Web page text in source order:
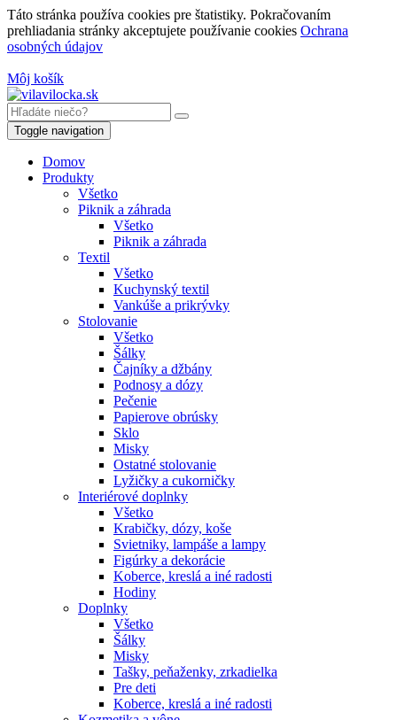
Táto stránka používa cookies pre štatistiky. Pokračovaním
prehliadania stránky akceptujete používanie cookies Ochrana
osobných údajov
Môj košík
Toggle navigation
Domov
Produkty
Všetko
Piknik a záhrada
Všetko
Piknik a záhrada
Textil
Všetko
Kuchynský textil
Vankúše a prikrývky
Stolovanie
Všetko
Šálky
Čajníky a džbány
Podnosy a dózy
Pečenie
Papierove obrúsky
Sklo
Misky
Ostatné stolovanie
Lyžičky a cukorničky
Interiérové doplnky
Všetko
Krabičky, dózy, koše
Svietniky, lampáše a lampy
Figúrky a dekorácie
Koberce, kreslá a iné radosti
Hodiny
Doplnky
Všetko
Šálky
Misky
Tašky, peňaženky, zrkadielka
Pre deti
Koberce, kreslá a iné radosti